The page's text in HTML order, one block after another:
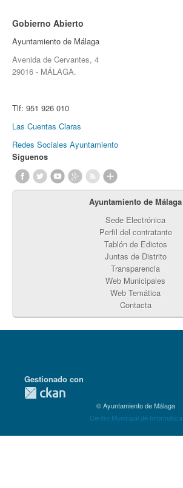
Gobierno Abierto
Ayuntamiento de Málaga
Avenida de Cervantes, 4
29016 - MÁLAGA.
Tlf: 951 926 010
Las Cuentas Claras
Redes Sociales Ayuntamiento
Síguenos
Ayuntamiento de Málaga
Sede Electrónica
Perfil del contratante
Tablón de Edictos
Juntas de Distrito
Transparencia
Web Municipales
Web Temática
Contacta
Detalles Técnicos
Gestionado con
© Ayuntamiento de Málaga
Centro Municipal de Informática